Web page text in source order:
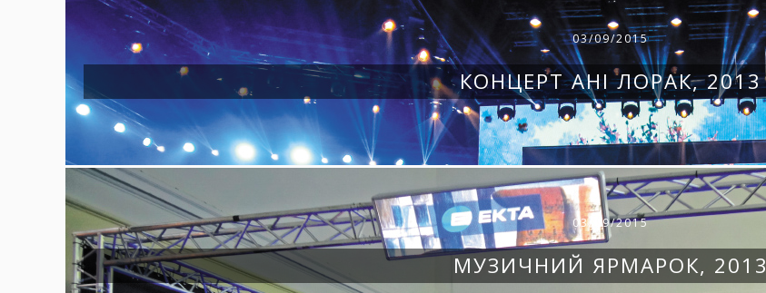
03/09/2015
КОНЦЕРТ АНІ ЛОРАК, 2013
03/09/2015
МУЗИЧНИЙ ЯРМАРОК, 2013